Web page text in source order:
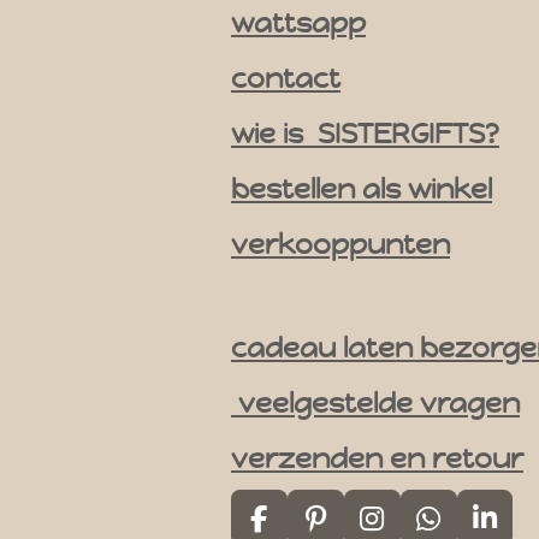
g
a
m
wattsapp
contact
wie is SISTERGIFTS?
bestellen als winkel
verkooppunten
cadeau laten
veelgestelde vragen
verzenden en retour
F P I W L